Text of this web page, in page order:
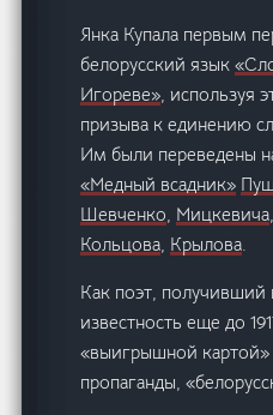
Янка Купала первым
белорусский язык
Игореве», используя
призыва к единению
Им были переведены
«Медный всадник»
Шевченко, Мицкевича,
Кольцова, Крылова.
Как поэт, получивший
известность еще до
«выигрышной картой»
пропаганды,